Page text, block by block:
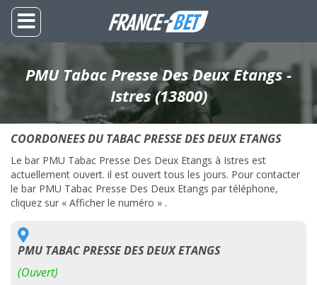
PMU Tabac Presse Des Deux Etangs -
Istres (13800)
COORDONEES DU TABAC PRESSE DES DEUX ETANGS
Le bar PMU Tabac Presse Des Deux Etangs à Istres est
actuellement ouvert. il est ouvert tous les jours. Pour contacter
le bar PMU Tabac Presse Des Deux Etangs par téléphone,
cliquez sur « Afficher le numéro » .
PMU TABAC PRESSE DES DEUX ETANGS
(Ouvert)